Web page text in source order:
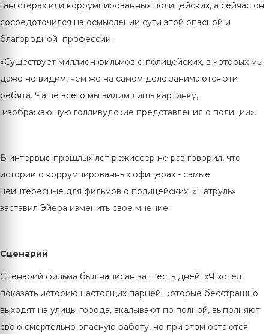
гангстерах или коррумпированных полицейских, а сейчас он
сосредоточился на осмыслении сути этой опасной и
благородной профессии.
«Существует миллион фильмов о полицейских, в которых мы
даже не видим, чем же на самом деле занимаются эти
ребята. Чаще всего мы видим лишь картинку,
изображающую голливудские представления о полиции».
В интервью прошлых лет режиссер не раз говорил, что
истории о коррумпированных офицерах - самые
неинтересные для фильмов о полицейских. «Патруль»
заставил Эйера изменить свое мнение.
Сценарий
Сценарий фильма был написан за шесть дней. «Я хотел
показать историю настоящих парней, которые бесстрашно
выходят на улицы города, вкалывают по полной, выполняют
свою смертельно опасную работу, но при этом остаются